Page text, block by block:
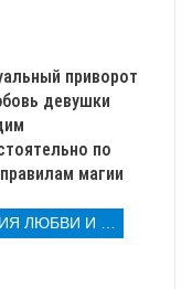
делают на
Никто
и способе
отворот по
как девушку
у нее
приворот
девушки
по
магии
МАГИЯ ЛЮБВИ И КОЛДОВСТВА